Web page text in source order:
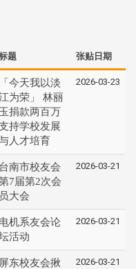
题 张贴日期
「今天我以淡
为荣」 林丽
玉捐款两百万
持学校发展
人才培育
2026-03-23
台南市校友会
7届第2次会
员大会
2026-03-21
电机系友会论
活动
2026-03-21
屏东校友会揪
2026-03-21